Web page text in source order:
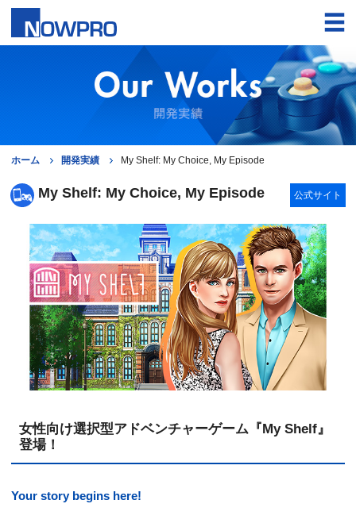
ホーム 開発実績 My Shelf: My Choice, My Episode
My Shelf: My Choice, My Episode 公式サイト
女性向け選択型アドベンチャーゲーム『My Shelf』
登場！
Your story begins here!